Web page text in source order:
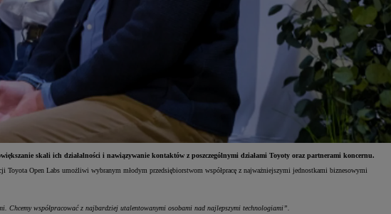
skali ich działalności i nawiązywanie kontaktów z poszczególnymi działami Toyoty oraz partnerami koncernu.
Open Labs umożliwi wybranym młodym przedsiębiorstwom współpracę z najważniejszymi jednostkami biznesowymi
Chcemy współpracować z najbardziej utalentowanymi osobami nad najlepszymi technologiami”.